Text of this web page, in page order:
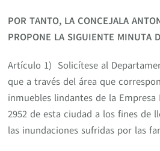
POR TANTO, LA CONCEJALA
PROPONE LA SIGUIENTE MINUTA
Artículo 1) Solicítese al
que a través del área que
inmuebles lindantes de la
2952 de esta ciudad a los fines de
las inundaciones sufridas por las